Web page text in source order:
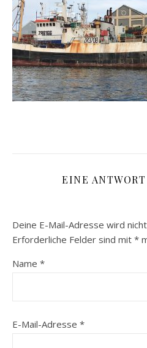
EINE
Deine E-Mail-Adresse wird
Erforderliche Felder sind mit *
Name *
E-Mail-Adresse *